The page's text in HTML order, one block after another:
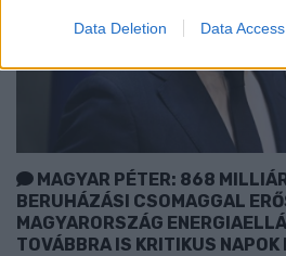
Data Deletion Data Access
MAGYAR PÉTER: 868
BERUHÁZÁSI CSOMAGGAL
MAGYARORSZÁG
TOVÁBBRA IS KRITIKUS NAPOK